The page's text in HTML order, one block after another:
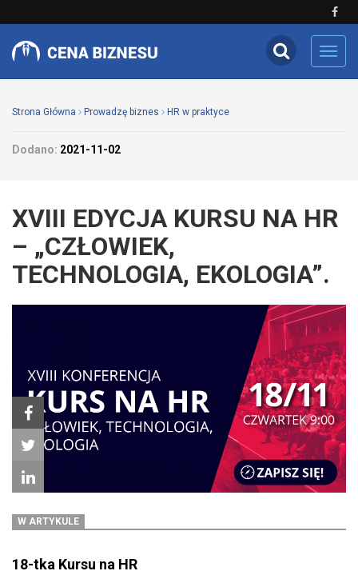
Strona Główna Prowadzę biznes HR w praktyce
Dodano: 2021-11-02
XVIII EDYCJA KURSU NA HR
– „CZŁOWIEK,
TECHNOLOGIA, EKOLOGIA”.
W ARTYKULE
18-tka Kursu na HR